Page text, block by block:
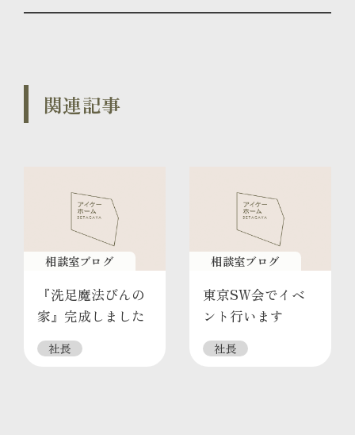
関連記事
相談室ブログ
『洗足魔法びんの
家』完成しました
社長
相談室ブログ
東京SW会でイベ
ント行います
社長